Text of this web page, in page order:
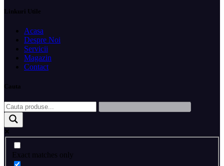
Linkuri Utile
Acasa
Despre Noi
Servicii
Magazin
Contact
Cauta
Exact matches only